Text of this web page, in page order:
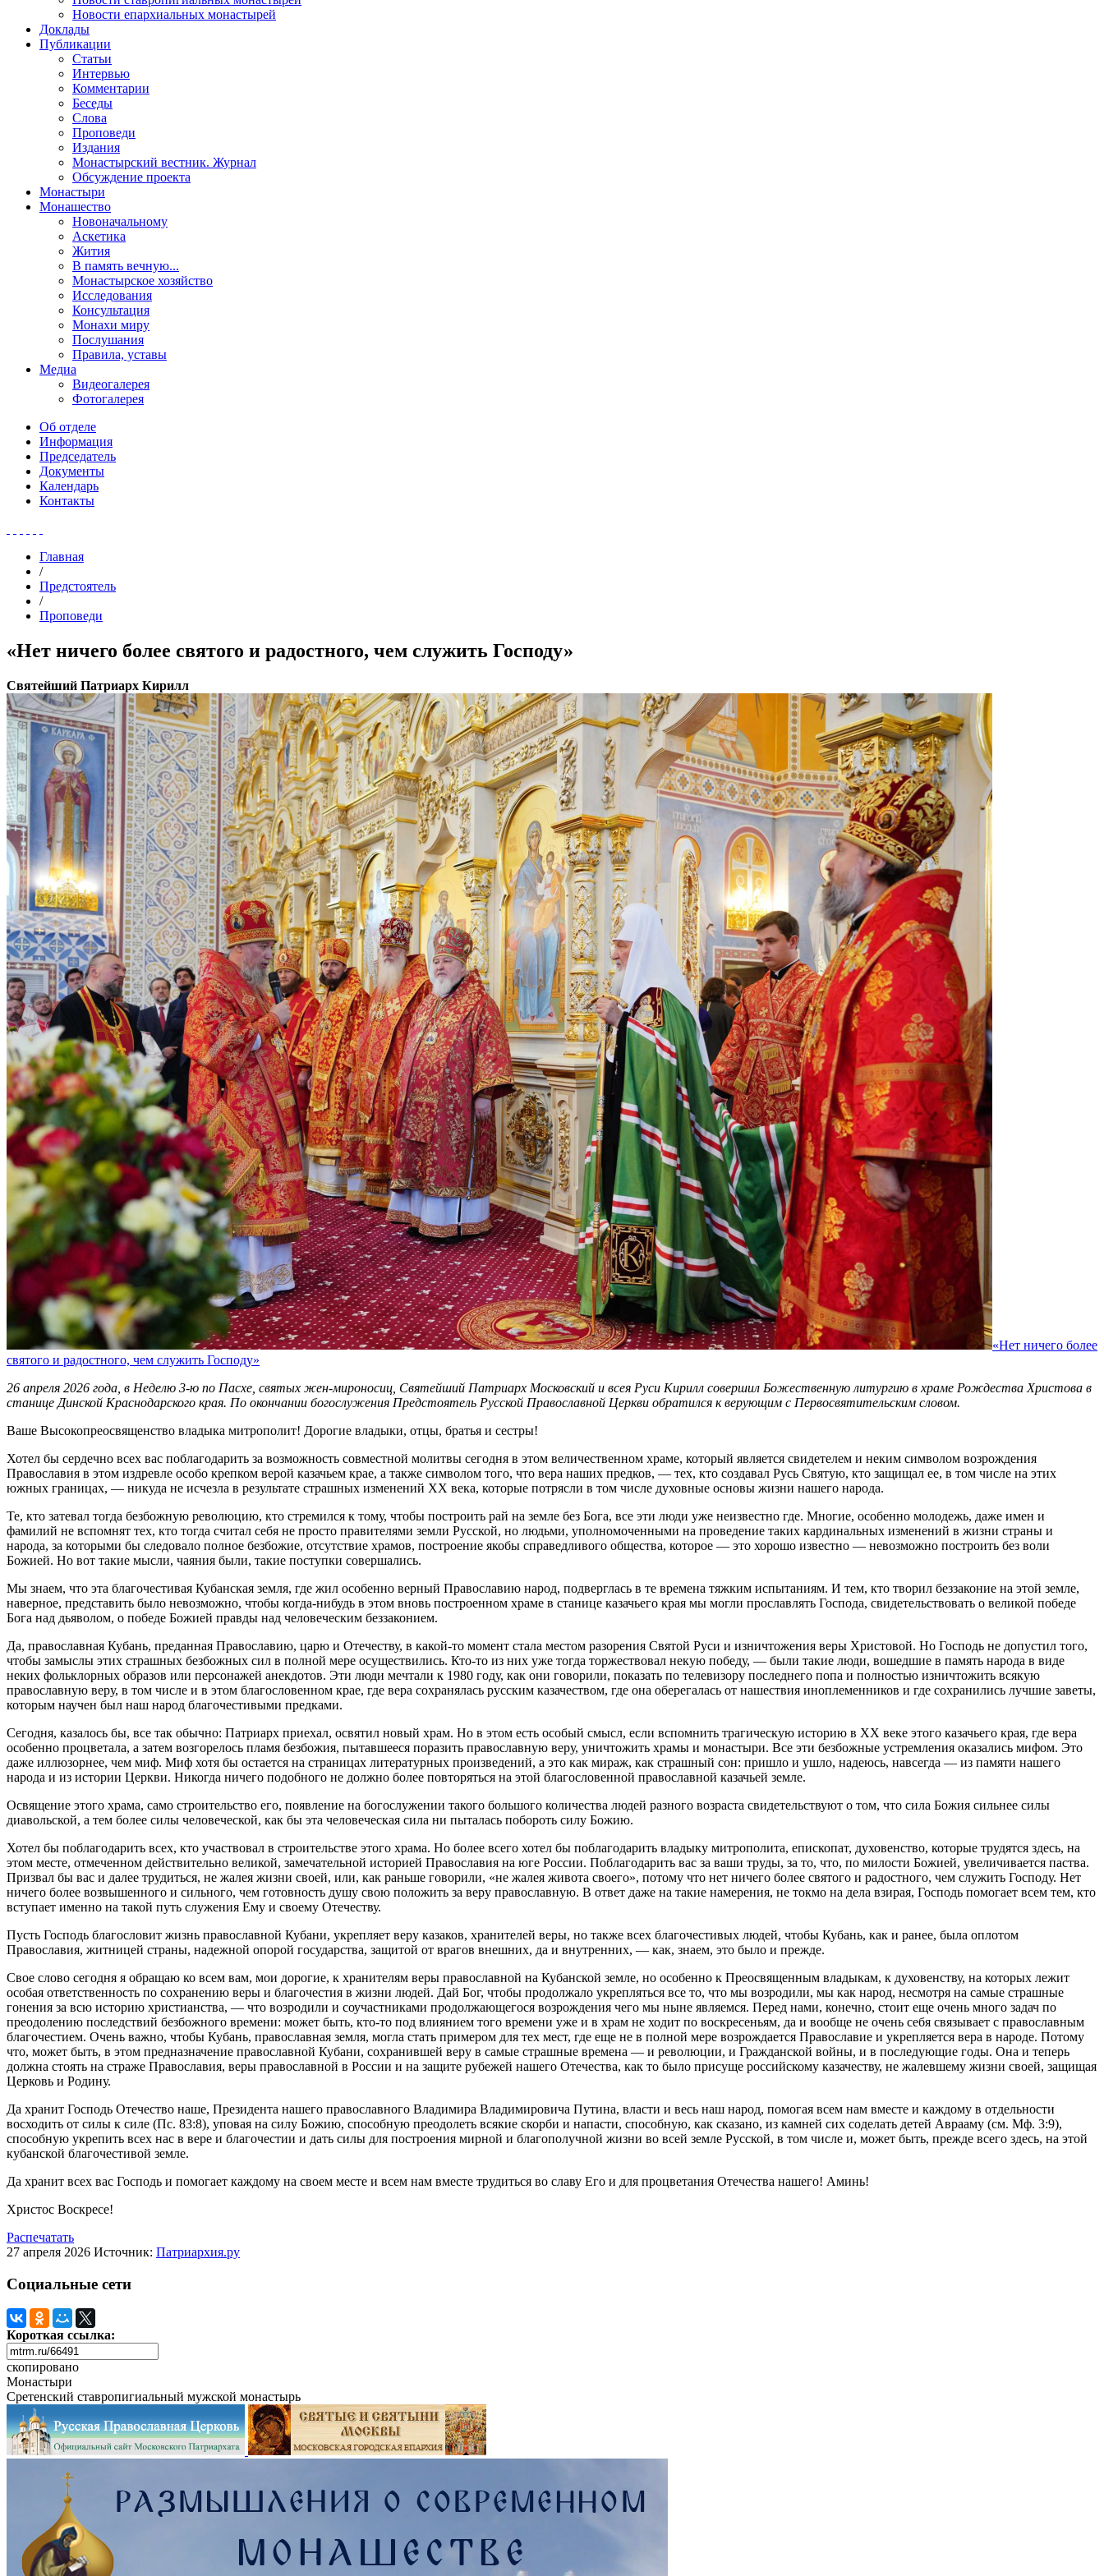
Новости епархиальных монастырей
Доклады
Публикации
Статьи
Интервью
Комментарии
Беседы
Слова
Проповеди
Издания
Монастырский вестник. Журнал
Обсуждение проекта
Монастыри
Монашество
Новоначальному
Аскетика
Жития
В память вечную...
Монастырское хозяйство
Исследования
Консультация
Монахи миру
Послушания
Правила, уставы
Медиа
Видеогалерея
Фотогалерея
Об отделе
Информация
Председатель
Документы
Календарь
Контакты
Главная
/
Предстоятель
/
Проповеди
«Нет ничего более святого и радостного, чем служить Господу»
Святейший Патриарх Кирилл
«Нет ничего более
святого и радостного, чем служить Господу»
26 апреля 2026 года, в Неделю 3-ю по Пасхе, святых жен-мироносиц, Святейший Патриарх Московский и всея Руси Кирилл совершил Божественную литургию в храме Рождества Христова в
станице Динской Краснодарского края. По окончании богослужения Предстоятель Русской Православной Церкви обратился к верующим с Первосвятительским словом.
Ваше Высокопреосвященство владыка митрополит! Дорогие владыки, отцы, братья и сестры!
Хотел бы сердечно всех вас поблагодарить за возможность совместной молитвы сегодня в этом величественном храме, который является свидетелем и неким символом возрождения
Православия в этом издревле особо крепком верой казачьем крае, а также символом того, что вера наших предков, — тех, кто создавал Русь Святую, кто защищал ее, в том числе на этих
южных границах, — никуда не исчезла в результате страшных изменений XX века, которые потрясли в том числе духовные основы жизни нашего народа.
Те, кто затевал тогда безбожную революцию, кто стремился к тому, чтобы построить рай на земле без Бога, все эти люди уже неизвестно где. Многие, особенно молодежь, даже имен и
фамилий не вспомнят тех, кто тогда считал себя не просто правителями земли Русской, но людьми, уполномоченными на проведение таких кардинальных изменений в жизни страны и
народа, за которыми бы следовало полное безбожие, отсутствие храмов, построение якобы справедливого общества, которое — это хорошо известно — невозможно построить без воли
Божией. Но вот такие мысли, чаяния были, такие поступки совершались.
Мы знаем, что эта благочестивая Кубанская земля, где жил особенно верный Православию народ, подверглась в те времена тяжким испытаниям. И тем, кто творил беззаконие на этой земле,
наверное, представить было невозможно, чтобы когда-нибудь в этом вновь построенном храме в станице казачьего края мы могли прославлять Господа, свидетельствовать о великой победе
Бога над дьяволом, о победе Божией правды над человеческим беззаконием.
Да, православная Кубань, преданная Православию, царю и Отечеству, в какой-то момент стала местом разорения Святой Руси и изничтожения веры Христовой. Но Господь не допустил того,
чтобы замыслы этих страшных безбожных сил в полной мере осуществились. Кто-то из них уже тогда торжествовал некую победу, — были такие люди, вошедшие в память народа в виде
неких фольклорных образов или персонажей анекдотов. Эти люди мечтали к 1980 году, как они говорили, показать по телевизору последнего попа и полностью изничтожить всякую
православную веру, в том числе и в этом благословенном крае, где вера сохранялась русским казачеством, где она оберегалась от нашествия иноплеменников и где сохранились лучшие заветы,
которым научен был наш народ благочестивыми предками.
Сегодня, казалось бы, все так обычно: Патриарх приехал, освятил новый храм. Но в этом есть особый смысл, если вспомнить трагическую историю в ХХ веке этого казачьего края, где вера
особенно процветала, а затем возгорелось пламя безбожия, пытавшееся поразить православную веру, уничтожить храмы и монастыри. Все эти безбожные устремления оказались мифом. Это
даже иллюзорнее, чем миф. Миф хотя бы остается на страницах литературных произведений, а это как мираж, как страшный сон: пришло и ушло, надеюсь, навсегда — из памяти нашего
народа и из истории Церкви. Никогда ничего подобного не должно более повторяться на этой благословенной православной казачьей земле.
Освящение этого храма, само строительство его, появление на богослужении такого большого количества людей разного возраста свидетельствуют о том, что сила Божия сильнее силы
диавольской, а тем более силы человеческой, как бы эта человеческая сила ни пыталась побороть силу Божию.
Хотел бы поблагодарить всех, кто участвовал в строительстве этого храма. Но более всего хотел бы поблагодарить владыку митрополита, епископат, духовенство, которые трудятся здесь, на
этом месте, отмеченном действительно великой, замечательной историей Православия на юге России. Поблагодарить вас за ваши труды, за то, что, по милости Божией, увеличивается паства.
Призвал бы вас и далее трудиться, не жалея жизни своей, или, как раньше говорили, «не жалея живота своего», потому что нет ничего более святого и радостного, чем служить Господу. Нет
ничего более возвышенного и сильного, чем готовность душу свою положить за веру православную. В ответ даже на такие намерения, не токмо на дела взирая, Господь помогает всем тем, кто
вступает именно на такой путь служения Ему и своему Отечеству.
Пусть Господь благословит жизнь православной Кубани, укрепляет веру казаков, хранителей веры, но также всех благочестивых людей, чтобы Кубань, как и ранее, была оплотом
Православия, житницей страны, надежной опорой государства, защитой от врагов внешних, да и внутренних, — как, знаем, это было и прежде.
Свое слово сегодня я обращаю ко всем вам, мои дорогие, к хранителям веры православной на Кубанской земле, но особенно к Преосвященным владыкам, к духовенству, на которых лежит
особая ответственность по сохранению веры и благочестия в жизни людей. Дай Бог, чтобы продолжало укрепляться все то, что мы возродили, мы как народ, несмотря на самые страшные
гонения за всю историю христианства, — что возродили и соучастниками продолжающегося возрождения чего мы ныне являемся. Перед нами, конечно, стоит еще очень много задач по
преодолению последствий безбожного времени: может быть, кто-то под влиянием того времени уже и в храм не ходит по воскресеньям, да и вообще не очень себя связывает с православным
благочестием. Очень важно, чтобы Кубань, православная земля, могла стать примером для тех мест, где еще не в полной мере возрождается Православие и укрепляется вера в народе. Потому
что, может быть, в этом предназначение православной Кубани, сохранившей веру в самые страшные времена — и революции, и Гражданской войны, и в последующие годы. Она и теперь
должна стоять на страже Православия, веры православной в России и на защите рубежей нашего Отечества, как то было присуще российскому казачеству, не жалевшему жизни своей, защищая
Церковь и Родину.
Да хранит Господь Отечество наше, Президента нашего православного Владимира Владимировича Путина, власти и весь наш народ, помогая всем нам вместе и каждому в отдельности
восходить от силы к силе (Пс. 83:8), уповая на силу Божию, способную преодолеть всякие скорби и напасти, способную, как сказано, из камней сих соделать детей Аврааму (см. Мф. 3:9),
способную укрепить всех нас в вере и благочестии и дать силы для построения мирной и благополучной жизни во всей земле Русской, в том числе и, может быть, прежде всего здесь, на этой
кубанской благочестивой земле.
Да хранит всех вас Господь и помогает каждому на своем месте и всем нам вместе трудиться во славу Его и для процветания Отечества нашего! Аминь!
Христос Воскресе!
Распечатать
27 апреля 2026 Источник: Патриархия.ру
Социальные сети
Короткая ссылка:
скопировано
Монастыри
Сретенский ставропигиальный мужской монастырь